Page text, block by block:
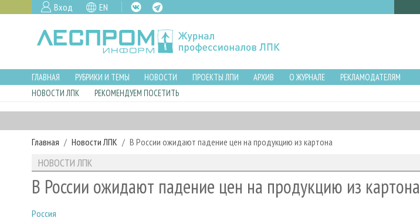
Вход EN
ГЛАВНАЯ РУБРИКИ И ТЕМЫ НОВОСТИ ПРОЕКТЫ ЛПИ АРХИВ О ЖУРНАЛЕ
РЕКЛАМОДАТЕЛЯМ
НОВОСТИ ЛПК
РЕКОМЕНДУЕМ ПОСЕТИТЬ
Главная Новости ЛПК В России ожидают падение цен на продукцию из картона
НОВОСТИ ЛПК
В России ожидают падение цен на продукцию из картона
Россия